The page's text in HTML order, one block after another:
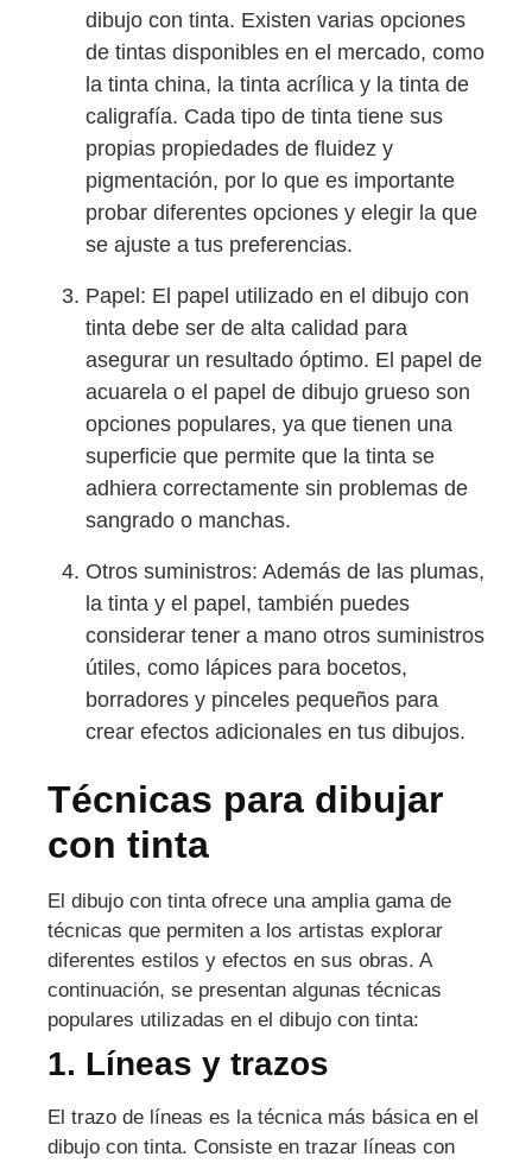
dibujo con tinta. Existen varias opciones
de tintas disponibles en el mercado, como
la tinta china, la tinta acrílica y la tinta de
caligrafía. Cada tipo de tinta tiene sus
propias propiedades de fluidez y
pigmentación, por lo que es importante
probar diferentes opciones y elegir la que
se ajuste a tus preferencias.
Papel: El papel utilizado en el dibujo con
tinta debe ser de alta calidad para
asegurar un resultado óptimo. El papel de
acuarela o el papel de dibujo grueso son
opciones populares, ya que tienen una
superficie que permite que la tinta se
adhiera correctamente sin problemas de
sangrado o manchas.
Otros suministros: Además de las plumas,
la tinta y el papel, también puedes
considerar tener a mano otros suministros
útiles, como lápices para bocetos,
borradores y pinceles pequeños para
crear efectos adicionales en tus dibujos.
Técnicas para dibujar
con tinta
El dibujo con tinta ofrece una amplia gama de
técnicas que permiten a los artistas explorar
diferentes estilos y efectos en sus obras. A
continuación, se presentan algunas técnicas
populares utilizadas en el dibujo con tinta:
1. Líneas y trazos
El trazo de líneas es la técnica más básica en el
dibujo con tinta. Consiste en trazar líneas con